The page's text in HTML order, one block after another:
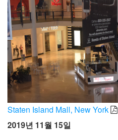
Staten Island Mall, New York
2019년 11월 15일